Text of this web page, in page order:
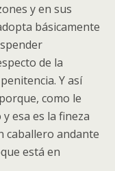
y en sus
básicamente
de la
Y así
como le
esa es la fineza
caballero andante
está en